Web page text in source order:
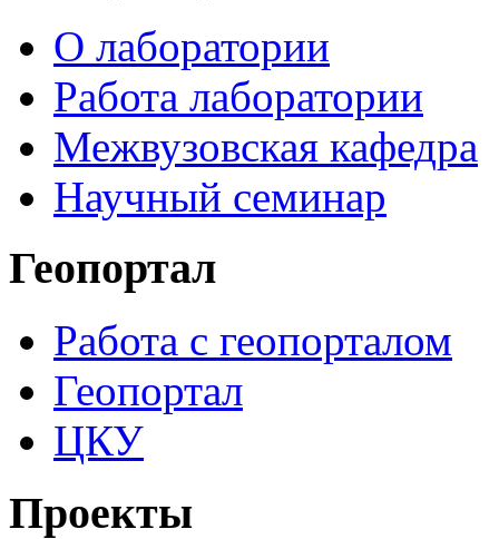
О лаборатории
Работа лаборатории
Межвузовская кафедра
Научный семинар
Геопортал
Работа с геопорталом
Геопортал
ЦКУ
Проекты